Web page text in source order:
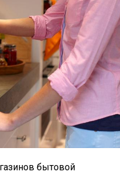
бытовой